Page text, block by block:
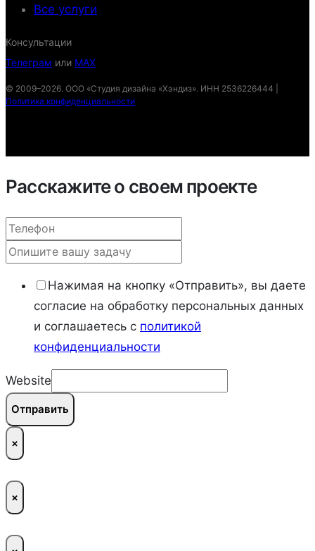
Все услуги
Консультации
Телеграм или MAX
© 2009–2026. ООО «Студия дизайна «Хэндиз». ИНН 2536226444 |
Политика конфиденциальности
Расскажите о своем проекте
Нажимая на кнопку «Отправить», вы даете
согласие на обработку персональных данных
и соглашаетесь c политикой
конфиденциальности
Website
Отправить
×
×